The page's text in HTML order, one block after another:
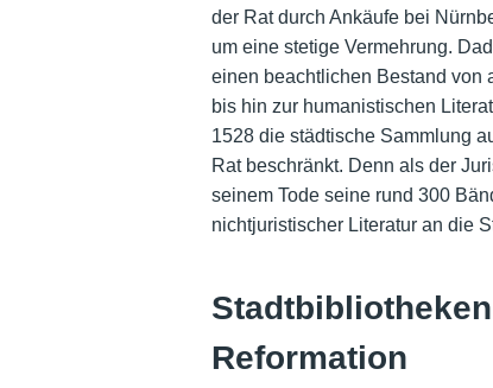
der Rat durch Ankäufe bei
um eine stetige Vermehrung.
einen beachtlichen Bestand von
bis hin zur humanistischen
1528 die städtische Sammlung
Rat beschränkt. Denn als der
seinem Tode seine rund 300
nichtjuristischer Literatur an die
Reformation